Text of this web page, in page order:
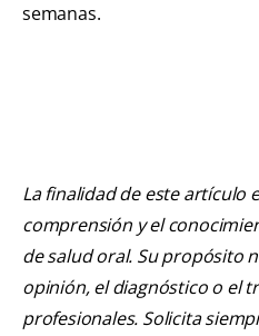
semanas.
La finalidad de este artículo
comprensión y el
de salud oral. Su propósito
opinión, el diagnóstico o el
profesionales. Solicita